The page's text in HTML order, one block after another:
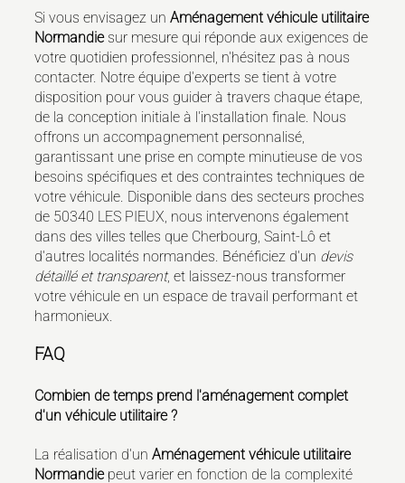
Si vous envisagez unAménagement véhicule utilitaire
Normandiesur mesure qui réponde aux exigences de
votre quotidien professionnel, n'hésitez pas à nous
contacter. Notre équipe d'experts se tient à votre
disposition pour vous guider à travers chaque étape,
de la conception initiale à l'installation finale. Nous
offrons un accompagnement personnalisé,
garantissant une prise en compte minutieuse de vos
besoins spécifiques et des contraintes techniques de
votre véhicule. Disponible dans des secteurs proches
de 50340 LES PIEUX, nous intervenons également
dans des villes telles que Cherbourg, Saint-Lô et
d'autres localités normandes. Bénéficiez d'un devis
détaillé et transparent, et laissez-nous transformer
votre véhicule en un espace de travail performant et
harmonieux.
FAQ
Combien de temps prend l'aménagement complet
d'un véhicule utilitaire ?
La réalisation d'unAménagement véhicule utilitaire
Normandiepeut varier en fonction de la complexité